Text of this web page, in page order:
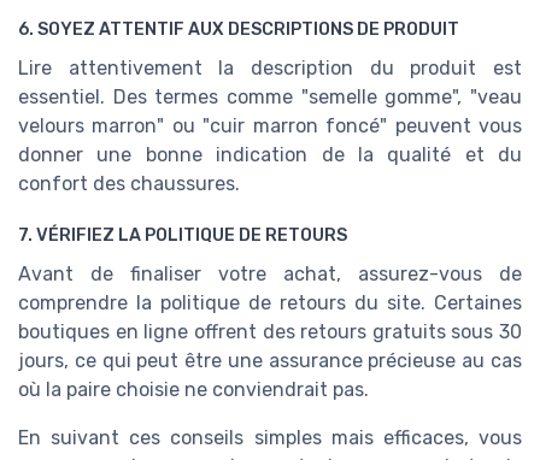
6. SOYEZ ATTENTIF AUX DESCRIPTIONS DE PRODUIT
Lire attentivement la description du produit est
essentiel. Des termes comme "semelle gomme", "veau
velours marron" ou "cuir marron foncé" peuvent vous
donner une bonne indication de la qualité et du
confort des chaussures.
7. VÉRIFIEZ LA POLITIQUE DE RETOURS
Avant de finaliser votre achat, assurez-vous de
comprendre la politique de retours du site. Certaines
boutiques en ligne offrent des retours gratuits sous 30
jours, ce qui peut être une assurance précieuse au cas
où la paire choisie ne conviendrait pas.
En suivant ces conseils simples mais efficaces, vous